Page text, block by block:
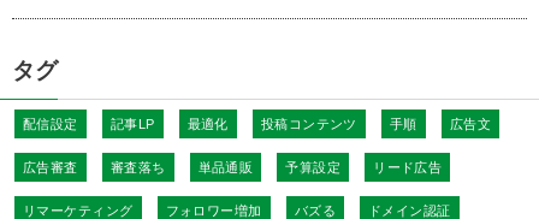
タグ
配信設定 記事LP 最適化 投稿コンテンツ 手順 広告文
広告審査 審査落ち 単品通販 予算設定 リード広告
リマーケティング フォロワー増加 バズる ドメイン認証